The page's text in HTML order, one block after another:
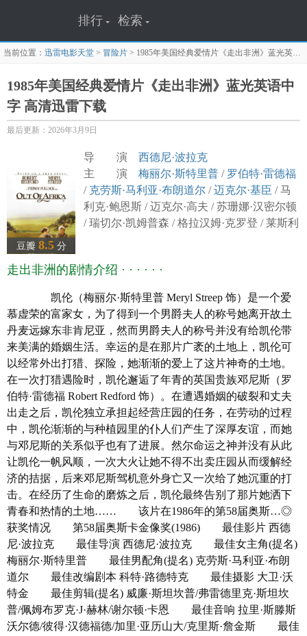
排行 检索
当前位置： 迅雷电影天堂 > 冒险片 > 1985年美国经典爱情片《走出非洲》蓝光英语中字
1985年美国经典爱情片《走出非洲》蓝光英语中
字 高清迅雷下载
最后更新：2026年3月9日
豆瓣 8.5分
导 演 西德尼·波拉克
主 演 梅丽尔·斯特里普 / 罗伯特·雷德福
/ 克劳斯·马利亚·布朗道尔 /迈克尔·基臣 / 马
利克·鲍恩斯 / 迈克尔·高夫 / 苏珊娜·汉密尔顿
/ 瑞切尔·凯姆普森 / 格拉汉姆·克罗登 / 莱斯利
洲(台)
年 代1985
产 地 美国
类 别 爱情/传记/冒险/剧情
语 言 英语/斯瓦希里语
字 幕 中文字幕
上映日期 1985-12-10(洛杉矶首映)/1985-12-
20(美国)
豆瓣评分 8.7/10 from 107041 users
IMDb评分 7.2/10 from 92000 users
文件格式 x264 + ACC
视频尺寸 1920 x 1080
文件大小 5088 MB
片 长 161 Mins
走出非洲的剧情介绍 · · · · · ·
凯伦（梅丽尔·斯特里普 Meryl Streep 饰）是一个爱
慕虚荣的富家女，为了得到一个男爵夫人的称号她离开故土
丹麦远嫁东非肯尼亚，然而男爵夫人的称号并没有给凯伦带
来美满的婚姻生活。幸运的是在那片广袤的土地上，凯伦可
以经常外出打猎、探险，她渐渐的爱上了这片神奇的土地。
在一次打猎遇险时，凯伦邂逅了年青的英国贵族邓尼斯（罗
伯特·雷德福 Robert Redford 饰）。在遭遇婚姻的破裂和丈夫
出走之后，凯伦独立承担起经营庄园的任务，在劳动的过程
中，凯伦渐渐的与种植园里的仆人们产生了深厚友谊，而她
与邓尼斯的关系似乎也有了进展。然尔命运之神并没有从此
让凯伦一帆风顺，一次大火让她不得不出卖庄园从而缓解经
济的拮据，后来邓尼斯驾机意外身亡又一次给了她沉重的打
击。在经历了生命的磨炼之后，凯伦最终告别了那片她洒下
青春和热情的土地…… 该片在1986年的第58届奥斯…◎
获奖情况 第58届奥斯卡金像奖(1986) 最佳影片 西德
尼·波拉克 最佳导演 西德尼·波拉克 最佳女主角(提名)
梅丽尔·斯特里普 最佳男配角(提名) 克劳斯·马利亚·布朗
道尔 最佳改编剧本 科特·路德特克 最佳摄影 大卫·沃
特金 最佳剪辑(提名) 威廉·斯坦坎普/弗雷德里克·斯坦坎
普/佩姆布罗克·J·赫林/谢尔顿·卡恩 最佳音响 拉里·斯滕斯
沃尔德/彼得·汉德福德/加里·亚历山大/克里斯·詹金斯 最佳